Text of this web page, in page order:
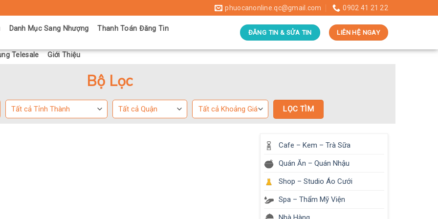
phuocanonline.qc@gmail.com 0902 41 21 22
Danh Mục Sang Nhượng Thanh Toán Đăng Tin
Telesale Giới Thiệu
ĐĂNG TIN & SỬA TIN LIÊN HỆ NGAY
Bộ Lọc
Cafe – Kem – Trà Sữa
Quán Ăn – Quán Nhậu
Shop – Studio Áo Cưới
Spa – Thẩm Mỹ Viện